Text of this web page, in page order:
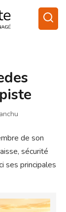
de son
sécurité
ses principales